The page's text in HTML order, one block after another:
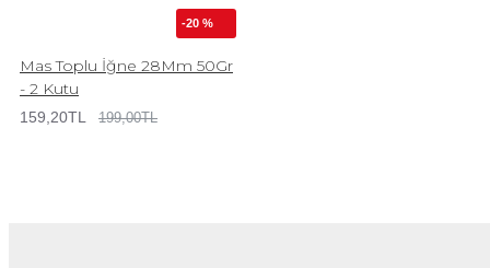
-20 %
Mas Toplu İğne 28Mm 50Gr
- 2 Kutu
159,20TL 199,00TL